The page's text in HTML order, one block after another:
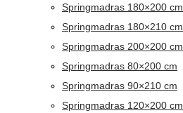
Springmadras 180×200 cm
Springmadras 180×210 cm
Springmadras 200×200 cm
Springmadras 80×200 cm
Springmadras 90×210 cm
Springmadras 120×200 cm